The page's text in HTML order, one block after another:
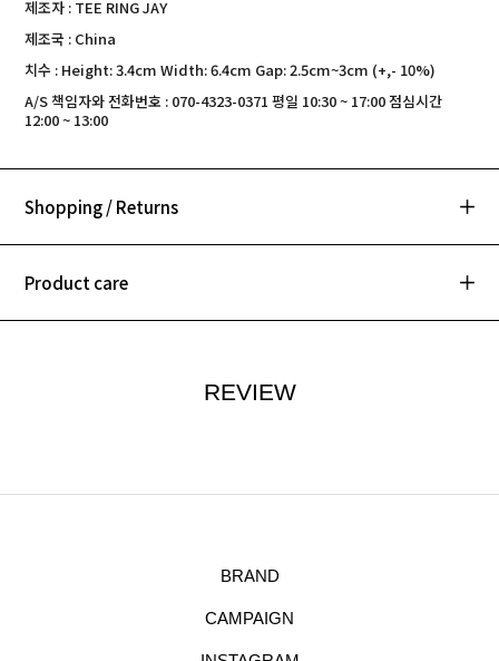
제조자 : TEE RING JAY
제조국 : China
치수 : Height: 3.4cm Width: 6.4cm Gap: 2.5cm~3cm (+,- 10%)
A/S 책임자와 전화번호 : 070-4323-0371 평일 10:30 ~ 17:00 점심시간
12:00 ~ 13:00
Shopping / Returns
Product care
REVIEW
BRAND
CAMPAIGN